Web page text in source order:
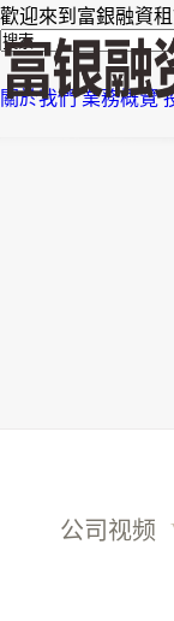
歡迎來到富銀融資
關於我們 業務概覽
公司视频